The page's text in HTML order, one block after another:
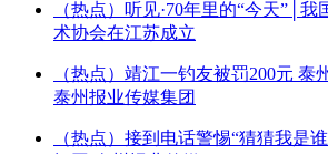
（热点）听见·70年里的“今天”│
术协会在江苏成立
（热点）靖江一钓友被罚200元 泰
泰州报业传媒集团
（热点）接到电话警惕“猜猜我是